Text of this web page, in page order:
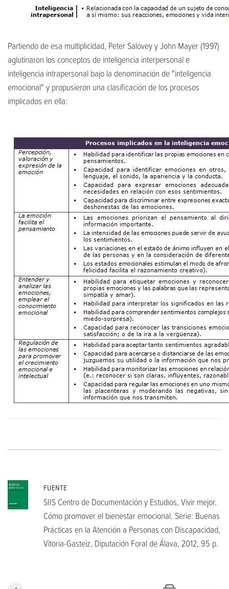
Partiendo de esa multiplicidad, Peter Salovey y John Mayer (1997)
aglutinaron los conceptos de inteligencia interpersonal e
inteligencia intrapersonal bajo la denominación de "inteligencia
emocional" y propusieron una clasificación de los procesos
implicados en ella:
FUENTE
SIIS Centro de Documentación y Estudios, Vivir mejor.
Cómo promover el bienestar emocional. Serie: Buenas
Prácticas en la Atención a Personas con Discapacidad,
Vitoria-Gasteiz, Diputación Foral de Álava, 2012, 95 p.